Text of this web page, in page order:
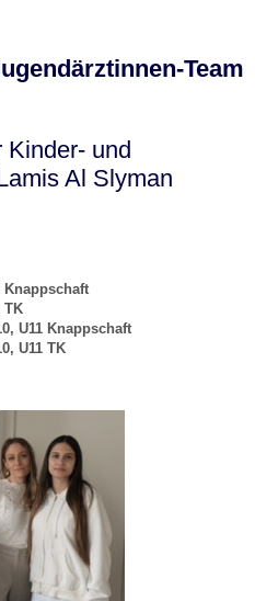
Team
Kinder- und
Al Slyman
TK
U11 Knappschaft
U11 TK